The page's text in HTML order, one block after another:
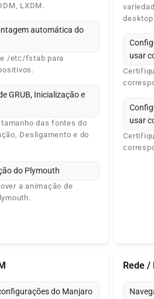
LXDM.
automática do
/etc/fstab para
GRUB, Inicialização e
das fontes do
Desligamento e do
do Plymouth
a animação de
desktop.
usar
usar
do Manjaro
Rede